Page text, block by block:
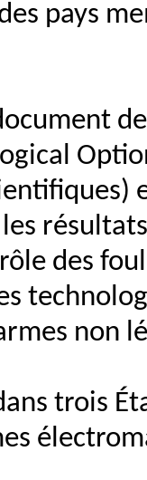
pays
des
non
trois